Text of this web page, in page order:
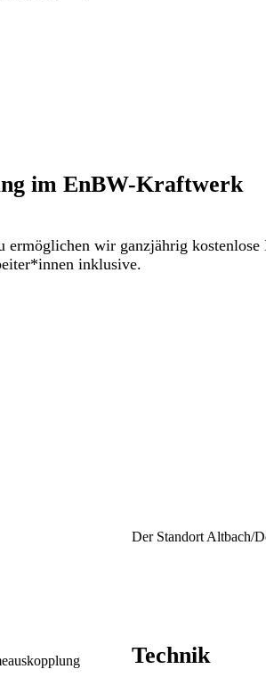
im EnBW-Kraftwerk
wir ganzjährig kostenlose
inklusive.
Der Standort Altbach/
Technik